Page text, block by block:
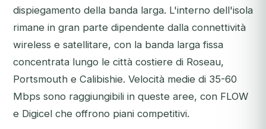
dispiegamento della banda larga. L'interno dell'isola
rimane in gran parte dipendente dalla connettività
wireless e satellitare, con la banda larga fissa
concentrata lungo le città costiere di Roseau,
Portsmouth e Calibishie. Velocità medie di 35-60
Mbps sono raggiungibili in queste aree, con FLOW
e Digicel che offrono piani competitivi.